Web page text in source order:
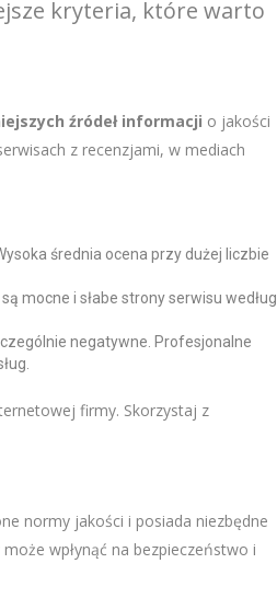
kryteria, które warto
źródeł informacji o jakości
z recenzjami, w mediach
średnia ocena przy dużej liczbie
mocne i słabe strony serwisu według
negatywne. Profesjonalne
firmy. Skorzystaj z
normy jakości i posiada niezbędne
wpłynąć na bezpieczeństwo i